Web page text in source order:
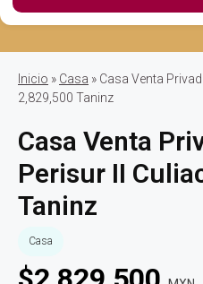
Inicio » Casa » Casa Venta
2,829,500 Taninz
Casa Venta
Perisur II
Taninz
Casa